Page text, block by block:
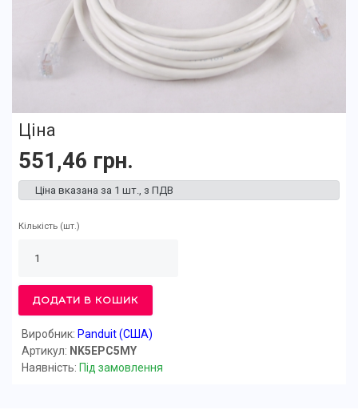
Ціна
551,46 грн.
Ціна вказана за 1 шт., з ПДВ
Кількість (шт.)
ДОДАТИ В КОШИК
Виробник: Panduit (США)
Артикул: NK5EPC5MY
Наявність: Під замовлення